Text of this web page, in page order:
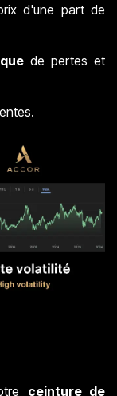
d'une part de
de pertes et
ceinture de